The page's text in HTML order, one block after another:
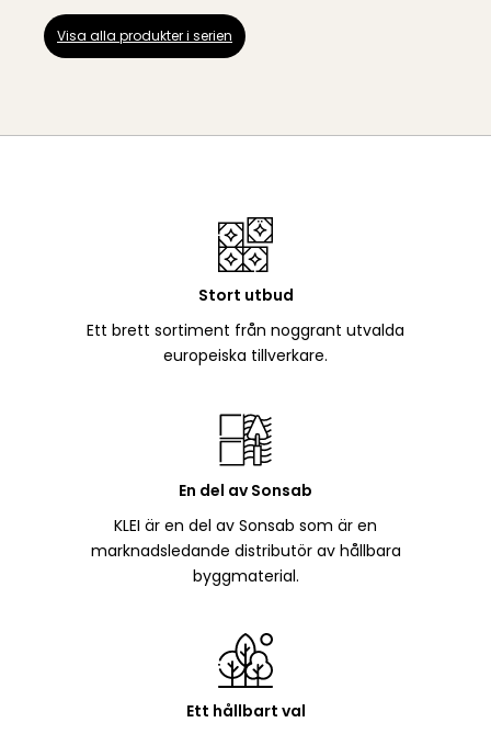
Visa alla produkter i serien
Stort utbud
Ett brett sortiment från noggrant utvalda
europeiska tillverkare.
En del av Sonsab
KLEI är en del av Sonsab som är en
marknadsledande distributör av hållbara
byggmaterial.
Ett hållbart val